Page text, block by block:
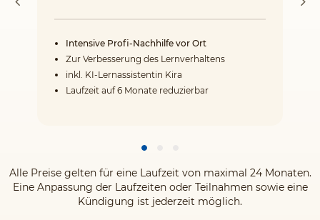
Intensive Profi-Nachhilfe vor Ort
Zur Verbesserung des Lernverhaltens
inkl. KI-Lernassistentin Kira
Laufzeit auf 6 Monate reduzierbar
Alle Preise gelten für eine Laufzeit von maximal 24 Monaten.
Eine Anpassung der Laufzeiten oder Teilnahmen sowie eine
Kündigung ist jederzeit möglich.